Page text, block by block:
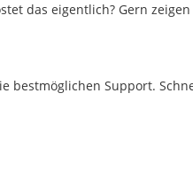
das eigentlich? Gern
bestmöglichen Support.